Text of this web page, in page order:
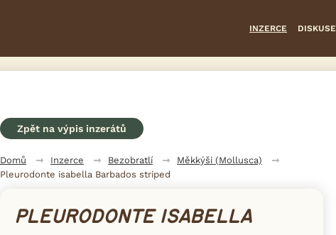
INZERCE DISKUSE
Zpět na výpis inzerátů
Domů Inzerce Bezobratlí
Měkkýši (Mollusca)
Pleurodonte isabella Barbados striped
PLEURODONTE ISABELLA